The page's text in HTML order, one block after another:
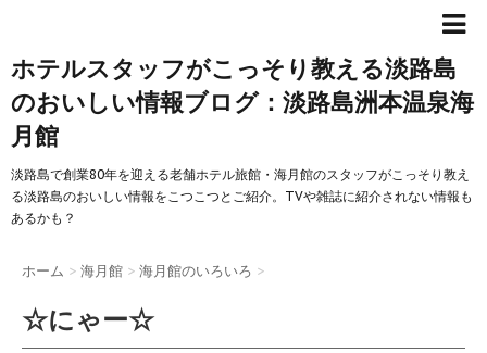
ホテルスタッフがこっそり教える淡路島
のおいしい情報ブログ：淡路島洲本温泉海
月館
淡路島で創業80年を迎える老舗ホテル旅館・海月館のスタッフがこっそり教え
る淡路島のおいしい情報をこつこつとご紹介。TVや雑誌に紹介されない情報も
あるかも？
ホーム > 海月館 > 海月館のいろいろ >
☆にゃー☆